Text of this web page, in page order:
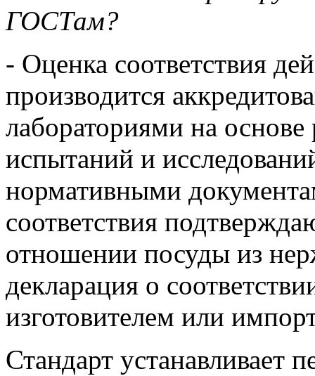
ГОСТам?
- Оценка соответствия
производится
лабораториями на
испытаний и
нормативными
соответствия
отношении посуды из
декларация о
изготовителем или
Стандарт устанавливает